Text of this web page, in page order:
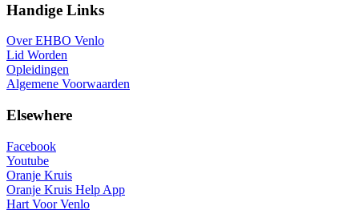
Handige Links
Over EHBO Venlo
Lid Worden
Opleidingen
Algemene Voorwaarden
Elsewhere
Facebook
Youtube
Oranje Kruis
Oranje Kruis Help App
Hart Voor Venlo